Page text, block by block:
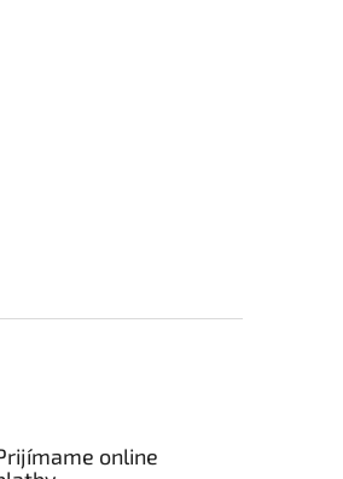
online